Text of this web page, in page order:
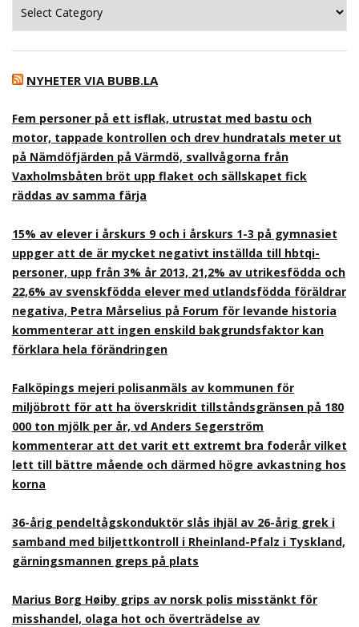
NYHETER VIA BUBB.LA
Fem personer på ett isflak, utrustat med bastu och
motor, tappade kontrollen och drev hundratals meter ut
på Nämdöfjärden på Värmdö, svallvågorna från
Vaxholmsbåten bröt upp flaket och sällskapet fick
räddas av samma färja
15% av elever i årskurs 9 och i årskurs 1-3 på gymnasiet
uppger att de är mycket negativt inställda till hbtqi-
personer, upp från 3% år 2013, 21,2% av utrikesfödda och
22,6% av svenskfödda elever med utlandsfödda föräldrar
negativa, Petra Mårselius på Forum för levande historia
kommenterar att ingen enskild bakgrundsfaktor kan
förklara hela förändringen
Falköpings mejeri polisanmäls av kommunen för
miljöbrott för att ha överskridit tillståndsgränsen på 180
000 ton mjölk per år, vd Anders Segerström
kommenterar att det varit ett extremt bra foderår vilket
lett till bättre mående och därmed högre avkastning hos
korna
36-årig pendeltågskonduktör slås ihjäl av 26-årig grek i
samband med biljettkontroll i Rheinland-Pfalz i Tyskland,
gärningsmannen greps på plats
Marius Borg Høiby grips av norsk polis misstänkt för
misshandel, olaga hot och överträdelse av